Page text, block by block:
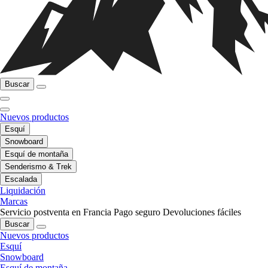
Buscar
Nuevos productos
Esquí
Snowboard
Esquí de montaña
Senderismo & Trek
Escalada
Liquidación
Marcas
Servicio postventa en Francia Pago seguro Devoluciones fáciles
Buscar
Nuevos productos
Esquí
Snowboard